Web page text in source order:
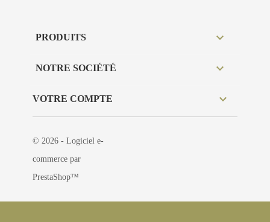
PRODUITS 
NOTRE SOCIÉTÉ 
VOTRE COMPTE 
© 2026 - Logiciel e-
commerce par
PrestaShop™